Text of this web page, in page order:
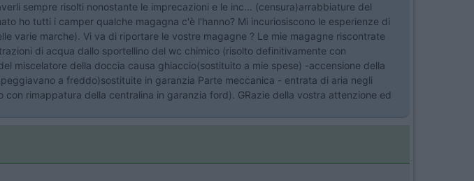
sempre risolti nonostante le imprecazioni e le inc... (censura)arrabbiature del
ho tutti i camper qualche magagna c'è l'hanno? Mi incuriosiscono le esperienze di
varie marche). Vi va di riportare le vostre magagne ? Le mie magagne riscontrate
di acqua dallo sportellino del wc chimico (risolto definitivamente con
miscelatore della doccia causa ghiaccio(sostituito a mie spese) -accensione della
a freddo)sostituite in garanzia Parte meccanica - entrata di aria negli
rimappatura della centralina in garanzia ford). GRazie della vostra attenzione ed